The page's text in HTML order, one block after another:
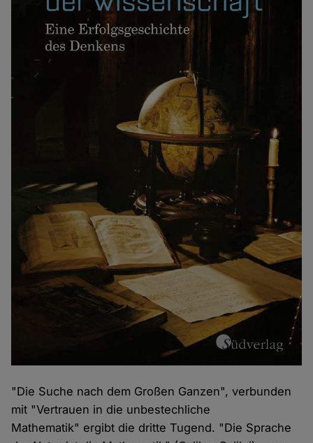
"Die Suche nach dem Großen Ganzen", verbunden
mit "Vertrauen in die unbestechliche
Mathematik" ergibt die dritte Tugend. "Die Sprache